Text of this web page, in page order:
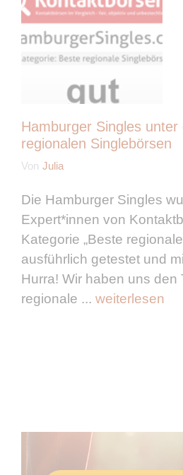
Hamburger Singles unter
regionalen Singlebörsen
Von Julia
Die Hamburger Singles
Expert*innen von
Kategorie „Beste
ausführlich getestet und
Hurra! Wir haben uns den
regionale ... weiterlesen